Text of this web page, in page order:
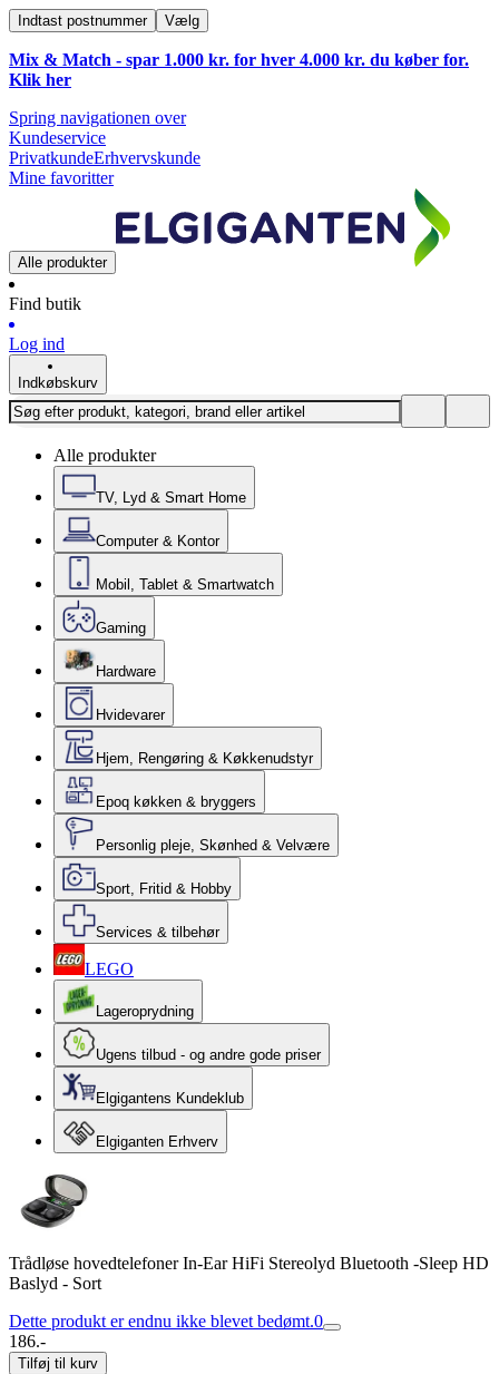
Indtast postnummer Vælg
Mix & Match - spar 1.000 kr. for hver 4.000 kr. du køber for.
Klik her
Spring navigationen over
Kundeservice
PrivatkundeErhvervskunde
Mine favoritter
Alle produkter
Find butik
Log ind
Indkøbskurv
Alle produkter
TV, Lyd & Smart Home
Computer & Kontor
Mobil, Tablet & Smartwatch
Gaming
Hardware
Hvidevarer
Hjem, Rengøring & Køkkenudstyr
Epoq køkken & bryggers
Personlig pleje, Skønhed & Velvære
Sport, Fritid & Hobby
Services & tilbehør
LEGO
Lageroprydning
Ugens tilbud - og andre gode priser
Elgigantens Kundeklub
Elgiganten Erhverv
Trådløse hovedtelefoner In-Ear HiFi Stereolyd Bluetooth -Sleep HD
Baslyd - Sort
Dette produkt er endnu ikke blevet bedømt.0
186.-
Tilføj til kurv